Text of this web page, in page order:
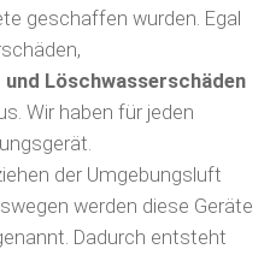
geschaffen wurden. Egal
und Löschwasserschäden
Wir haben für jeden
der Umgebungsluft
werden diese Geräte
Dadurch entsteht